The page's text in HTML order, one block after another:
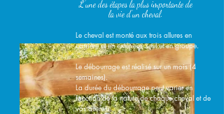
L’une des étapes la plus importante de
la vie d’un cheval.
Le cheval est monté aux trois allures en
carrière et en extérieur, seul et en groupe.
Le débourrage est réalisé sur un mois (4
semaines).
La durée du débourrage peut varier en
fonction de la nature de chaque cheval et de
vos attentes.​